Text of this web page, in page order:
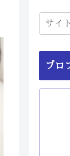
プロ